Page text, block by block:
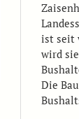
ist seit
wird
Die